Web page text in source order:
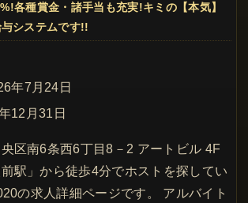
各種賞金・諸手当も充実!キミの【本気】
システムです!!
年7月24日
12月31日
区南6条西6丁目8－2 アートビル 4F
前駅」から徒歩4分でホストを探してい
の求人詳細ページです。 アルバイト